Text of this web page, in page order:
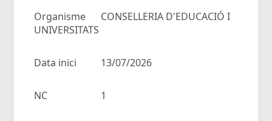
Organisme
CONSELLERIA D'EDUCACIÓ I
UNIVERSITATS
Data inici 13/07/2026
NC 1